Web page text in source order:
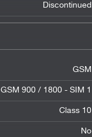
Discontinued
GSM
GSM 900 / 1800 - SIM 1
Class 10
No